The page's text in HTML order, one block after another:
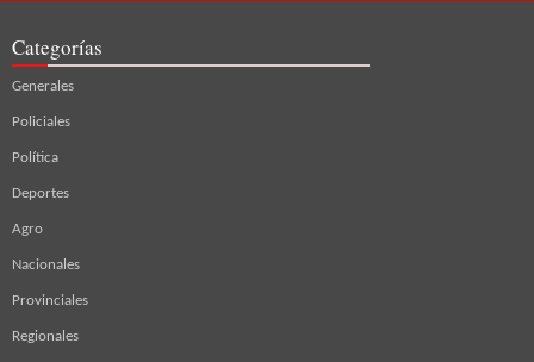
Categorías
Generales
Policiales
Política
Deportes
Agro
Nacionales
Provinciales
Regionales